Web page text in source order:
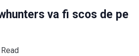
va fi scos de pe